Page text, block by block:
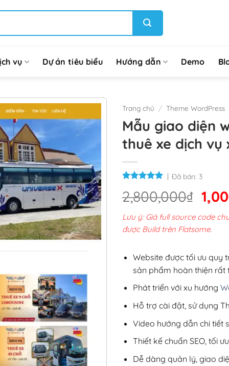
vụ Dự án tiêu biểu Hướng dẫn Demo
Trang chủ / Theme WordPress
Mẫu giao diện
thuê xe dịch vụ
Đã bán: 3
2,800,000₫ Giá
gốc
là:
Lưu ý: Giá full source code
được Build trên Flatsome.
Website được tối ưu quy
sản phẩm hoàn thiện rất
Phát triển với xu hướng
Hỗ trợ cài đặt, sử dụng
Video hướng dẫn chi tiết
Thiết kế chuẩn SEO, tối
Dễ dàng quản lý, giao